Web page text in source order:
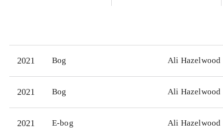
2021 Bog Ali Hazelwood
2021 Bog Ali Hazelwood
2021 E-bog Ali Hazelwood